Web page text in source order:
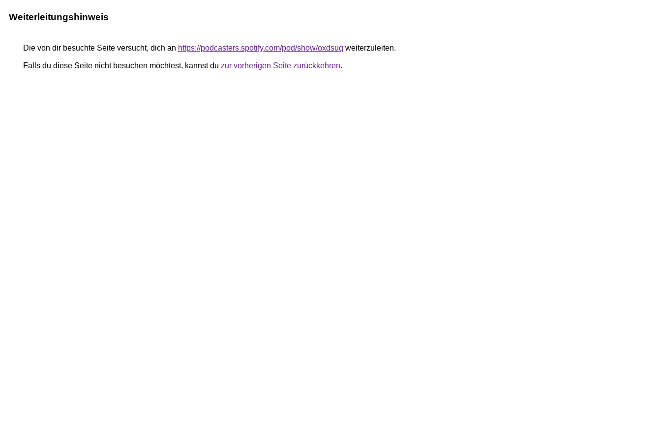
Weiterleitungshinweis
Die von dir besuchte Seite versucht, dich an https://podcasters.spotify.com/pod/show/oxdsuq weiterzuleiten.
Falls du diese Seite nicht besuchen möchtest, kannst du zur vorherigen Seite zurückkehren.